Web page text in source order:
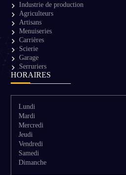
Industrie de production
Agriculteurs
Artisans
Menuiseries
Carrières
Scierie
Garage
Serruriers
HORAIRES
Lundi
Mardi
Mercredi
Jeudi
Vendredi
Samedi
Dimanche